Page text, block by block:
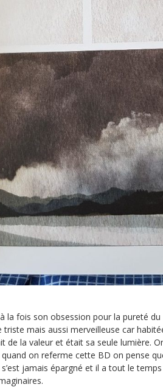
la fois son obsession pour la pureté
triste mais aussi merveilleuse car
de la valeur et était sa seule lumière.
on referme cette BD on pense
jamais épargné et il a tout le